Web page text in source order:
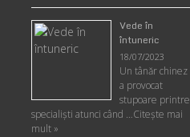
Vede în
întuneric
18/07/2023
Un tânăr chinez
a provocat
stupoare printre
specialişti atunci când …Citește mai
mult »